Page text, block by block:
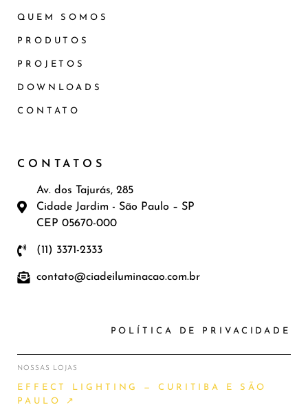
QUEM SOMOS
PRODUTOS
PROJETOS
DOWNLOADS
CONTATO
CONTATOS
Av. dos Tajurás, 285
Cidade Jardim - São Paulo – SP
CEP 05670-000
(11) 3371-2333
contato@ciadeiluminacao.com.br
POLÍTICA DE PRIVACIDADE
NOSSAS LOJAS
EFFECT LIGHTING — CURITIBA E SÃO
PAULO ↗